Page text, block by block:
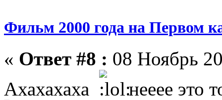
Фильм 2000 года на Первом
« Ответ #8 : 08 Ноябрь
Ахахахаха
нееее это